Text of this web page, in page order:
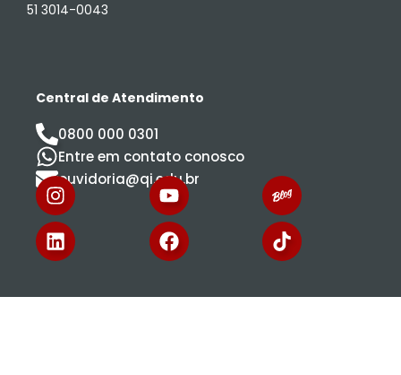
51 3014-0043
Central de Atendimento
0800 000 0301
Entre em contato conosco
ouvidoria@qi.edu.br